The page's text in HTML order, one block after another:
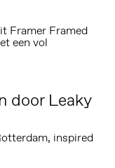
Framer Framed
een vol
door Leaky
inspired